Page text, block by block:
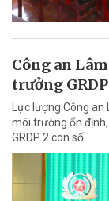
Công an
trưởng
Lực lượng Công
môi trường ổn
GRDP 2 con số.